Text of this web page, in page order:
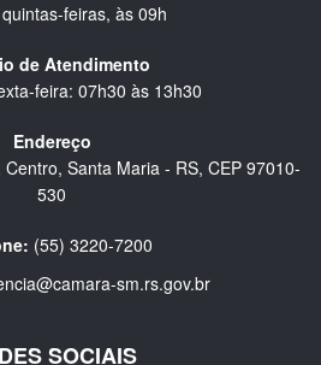
feiras, às 09h
de Atendimento
feira: 07h30 às 13h30
Endereço
Santa Maria - RS, CEP 97010-
530
(55) 3220-7200
sm.rs.gov.br
SOCIAIS